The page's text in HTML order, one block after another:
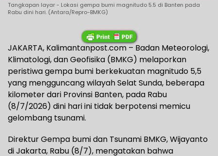
Tangkapan layar - Lokasi gempa bumi magnitudo 5.5 di Banten pada
Rabu dini hari. (Antara/Repro-BMKG)
JAKARTA, Kalimantanpost.com – Badan Meteorologi,
Klimatologi, dan Geofisika (BMKG) melaporkan
peristiwa gempa bumi berkekuatan magnitudo 5,5
yang mengguncang wilayah Selat Sunda, beberapa
kilometer dari Provinsi Banten, pada Rabu
(8/7/2026) dini hari ini tidak berpotensi memicu
gelombang tsunami.
Direktur Gempa bumi dan Tsunami BMKG, Wijayanto
di Jakarta, Rabu (8/7), mengatakan bahwa